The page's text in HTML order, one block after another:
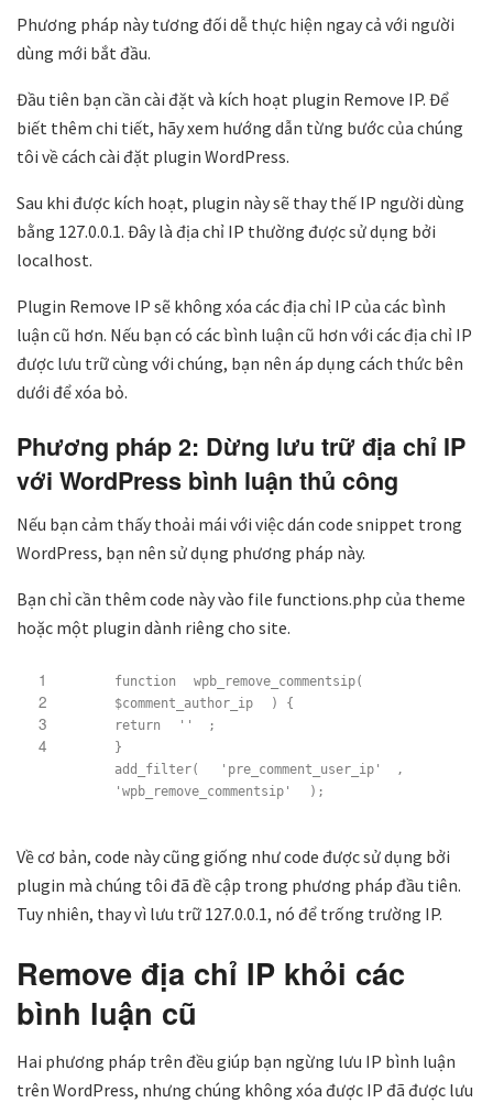
Phương pháp này tương đối dễ thực hiện ngay cả với người
dùng mới bắt đầu.
Đầu tiên bạn cần cài đặt và kích hoạt plugin Remove IP. Để
biết thêm chi tiết, hãy xem hướng dẫn từng bước của chúng
tôi về cách cài đặt plugin WordPress.
Sau khi được kích hoạt, plugin này sẽ thay thế IP người dùng
bằng 127.0.0.1. Đây là địa chỉ IP thường được sử dụng bởi
localhost.
Plugin Remove IP sẽ không xóa các địa chỉ IP của các bình
luận cũ hơn. Nếu bạn có các bình luận cũ hơn với các địa chỉ IP
được lưu trữ cùng với chúng, bạn nên áp dụng cách thức bên
dưới để xóa bỏ.
Phương pháp 2: Dừng lưu trữ địa chỉ IP
với WordPress bình luận thủ công
Nếu bạn cảm thấy thoải mái với việc dán code snippet trong
WordPress, bạn nên sử dụng phương pháp này.
Bạn chỉ cần thêm code này vào file functions.php của theme
hoặc một plugin dành riêng cho site.
1
2
3
4
function
wpb_remove_commentsip(
$comment_author_ip
) {
return
''
;
}
add_filter(
'pre_comment_user_ip'
,
'wpb_remove_commentsip'
);
Về cơ bản, code này cũng giống như code được sử dụng bởi
plugin mà chúng tôi đã đề cập trong phương pháp đầu tiên.
Tuy nhiên, thay vì lưu trữ 127.0.0.1, nó để trống trường IP.
Remove địa chỉ IP khỏi các
bình luận cũ
Hai phương pháp trên đều giúp bạn ngừng lưu IP bình luận
trên WordPress, nhưng chúng không xóa được IP đã được lưu